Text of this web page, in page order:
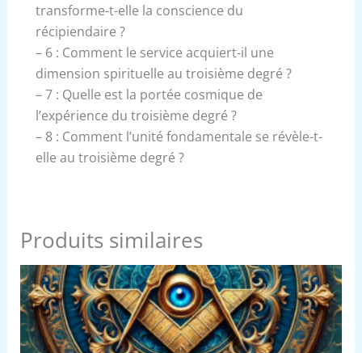
transforme-t-elle la conscience du
récipiendaire ?
– 6 : Comment le service acquiert-il une
dimension spirituelle au troisième degré ?
– 7 : Quelle est la portée cosmique de
l’expérience du troisième degré ?
– 8 : Comment l’unité fondamentale se révèle-t-
elle au troisième degré ?
Produits similaires